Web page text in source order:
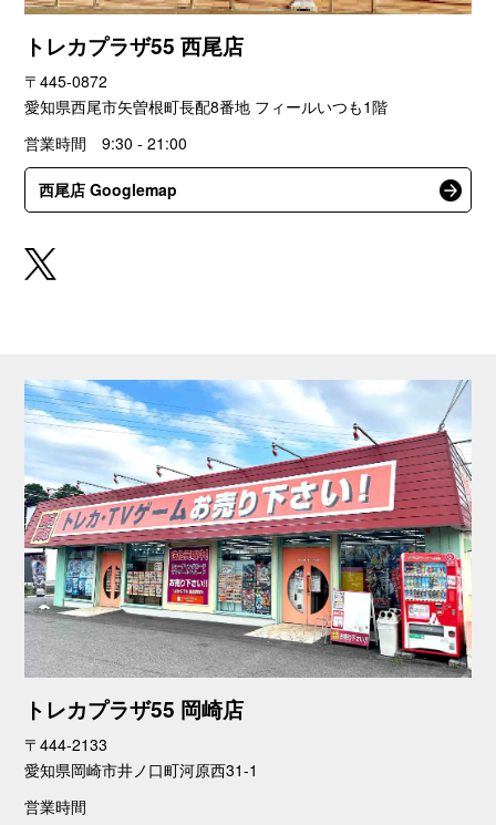
トレカプラザ55 西尾店
〒445-0872
愛知県西尾市矢曽根町長配8番地 フィールいつも1階
営業時間 9:30 - 21:00
西尾店 Googlemap
トレカプラザ55 岡崎店
〒444-2133
愛知県岡崎市井ノ口町河原西31-1
営業時間